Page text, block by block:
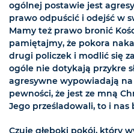
ogólnej postawie jest
prawo odpuścić i odejść w
Mamy też prawo bronić
pamiętajmy, że pokora
drugi policzek i modlić się
ogóle nie dotykają przykre
agresywne wypowiadają
pewności, że jest ze mną
Jego prześladowali, to i nas
Czuję głęboki pokój, który